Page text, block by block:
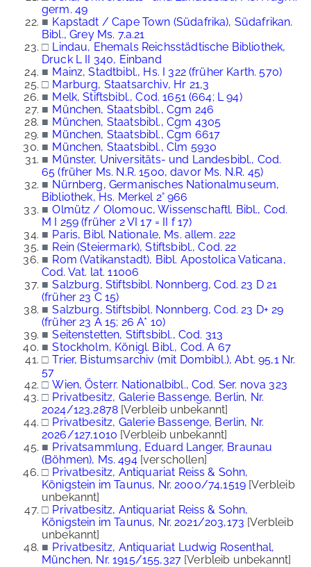
germ. 49
■ Kapstadt / Cape Town (Südafrika), Südafrikan.
Bibl., Grey Ms. 7.a.21
□ Lindau, Ehemals Reichsstädtische Bibliothek,
Druck L II 340, Einband
■ Mainz, Stadtbibl., Hs. I 322 (früher Karth. 570)
□ Marburg, Staatsarchiv, Hr 21,3
■ Melk, Stiftsbibl., Cod. 1651 (664; L 94)
■ München, Staatsbibl., Cgm 246
■ München, Staatsbibl., Cgm 4305
■ München, Staatsbibl., Cgm 6617
■ München, Staatsbibl., Clm 5930
■ Münster, Universitäts- und Landesbibl., Cod.
65 (früher Ms. N.R. 1500, davor Ms. N.R. 45)
■ Nürnberg, Germanisches Nationalmuseum,
Bibliothek, Hs. Merkel 2° 966
■ Olmütz / Olomouc, Wissenschaftl. Bibl., Cod.
M I 259 (früher 2 VI 17 = II f 17)
■ Paris, Bibl. Nationale, Ms. allem. 222
■ Rein (Steiermark), Stiftsbibl., Cod. 22
■ Rom (Vatikanstadt), Bibl. Apostolica Vaticana,
Cod. Vat. lat. 11006
■ Salzburg, Stiftsbibl. Nonnberg, Cod. 23 D 21
(früher 23 C 15)
■ Salzburg, Stiftsbibl. Nonnberg, Cod. 23 D+ 29
(früher 23 A 15; 26 A* 10)
■ Seitenstetten, Stiftsbibl., Cod. 313
■ Stockholm, Königl. Bibl., Cod. A 67
□ Trier, Bistumsarchiv (mit Dombibl.), Abt. 95,1 Nr.
57
□ Wien, Österr. Nationalbibl., Cod. Ser. nova 323
□ Privatbesitz, Galerie Bassenge, Berlin, Nr.
2024/123,2878 [Verbleib unbekannt]
□ Privatbesitz, Galerie Bassenge, Berlin, Nr.
2026/127,1010 [Verbleib unbekannt]
■ Privatsammlung, Eduard Langer, Braunau
(Böhmen), Ms. 494[verschollen]
□ Privatbesitz, Antiquariat Reiss & Sohn,
Königstein im Taunus, Nr. 2000/74,1519 [Verbleib
unbekannt]
□ Privatbesitz, Antiquariat Reiss & Sohn,
Königstein im Taunus, Nr. 2021/203,173 [Verbleib
unbekannt]
■ Privatbesitz, Antiquariat Ludwig Rosenthal,
München, Nr. 1915/155,327 [Verbleib unbekannt]